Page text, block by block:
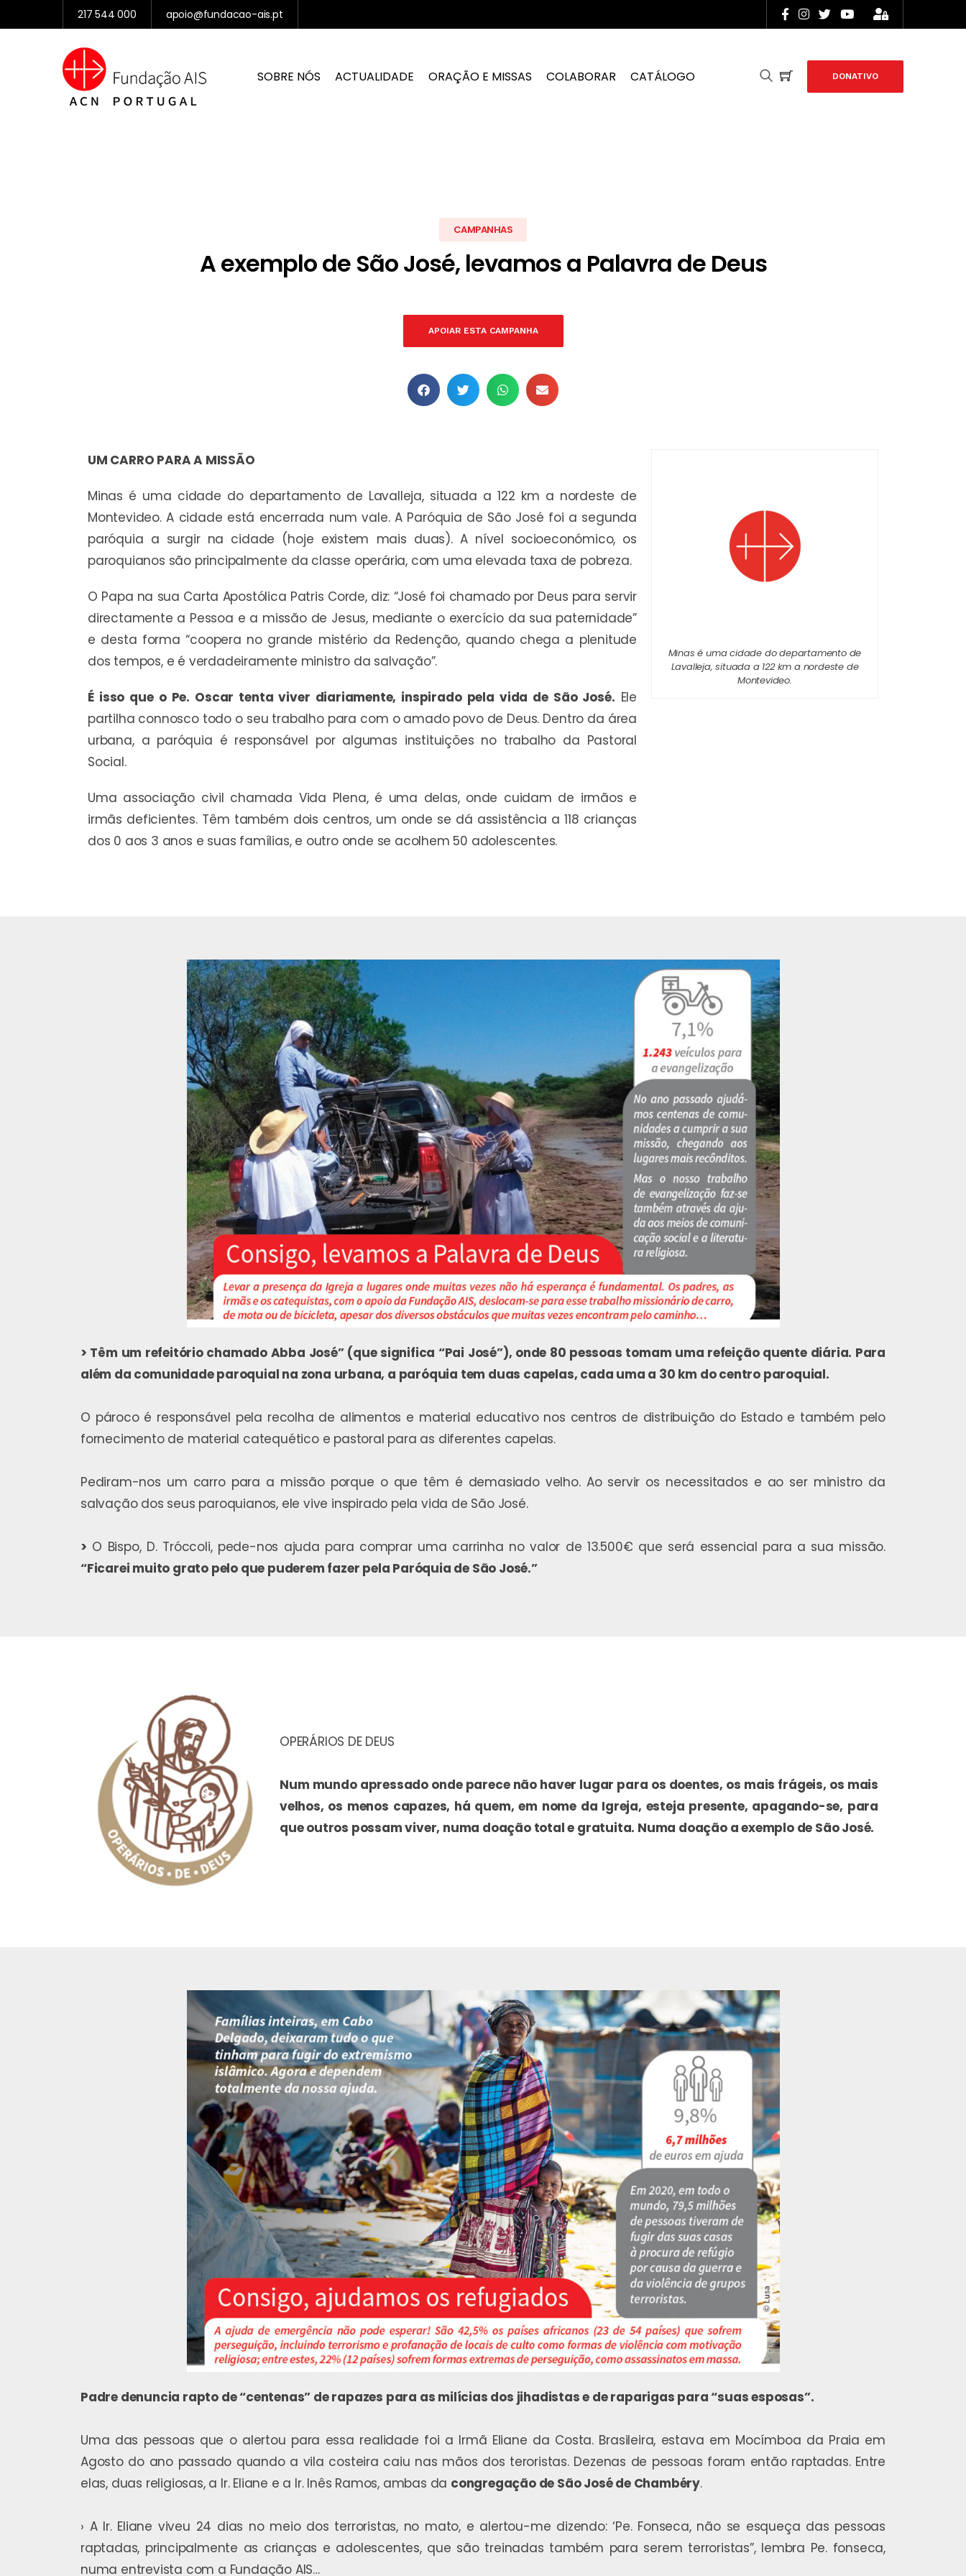
217 544 000 apoio@fundacao-ais.pt
SOBRE NÓS ACTUALIDADE ORAÇÃO E MISSAS COLABORAR CATÁLOGO DONATIVO
CAMPANHAS
A exemplo de São José, levamos a Palavra de Deus
APOIAR ESTA CAMPANHA
UM CARRO PARA A MISSÃO
Minas é uma cidade do departamento de Lavalleja, situada a 122 km a nordeste de
Montevideo. A cidade está encerrada num vale. A Paróquia de São José foi a segunda
paróquia a surgir na cidade (hoje existem mais duas). A nível socioeconómico, os
paroquianos são principalmente da classe operária, com uma elevada taxa de pobreza.
O Papa na sua Carta Apostólica Patris Corde, diz: “José foi chamado por Deus para servir
directamente a Pessoa e a missão de Jesus, mediante o exercício da sua paternidade”
e desta forma “coopera no grande mistério da Redenção, quando chega a plenitude
dos tempos, e é verdadeiramente ministro da salvação”.
É isso que o Pe. Oscar tenta viver diariamente, inspirado pela vida de São José. Ele
partilha connosco todo o seu trabalho para com o amado povo de Deus. Dentro da área
urbana, a paróquia é responsável por algumas instituições no trabalho da Pastoral
Social.
Uma associação civil chamada Vida Plena, é uma delas, onde cuidam de irmãos e
irmãs deficientes. Têm também dois centros, um onde se dá assistência a 118 crianças
dos 0 aos 3 anos e suas famílias, e outro onde se acolhem 50 adolescentes.
Minas é uma cidade do departamento de
Lavalleja, situada a 122 km a nordeste de
Montevideo.
> Têm um refeitório chamado Abba José” (que significa “Pai José”), onde 80 pessoas tomam uma refeição quente diária. Para
além da comunidade paroquial na zona urbana, a paróquia tem duas capelas, cada uma a 30 km do centro paroquial.
O pároco é responsável pela recolha de alimentos e material educativo nos centros de distribuição do Estado e também pelo
fornecimento de material catequético e pastoral para as diferentes capelas.
Pediram-nos um carro para a missão porque o que têm é demasiado velho. Ao servir os necessitados e ao ser ministro da
salvação dos seus paroquianos, ele vive inspirado pela vida de São José.
> O Bispo, D. Tróccoli, pede-nos ajuda para comprar uma carrinha no valor de 13.500€ que será essencial para a sua missão.
“Ficarei muito grato pelo que puderem fazer pela Paróquia de São José.”
OPERÁRIOS DE DEUS
Num mundo apressado onde parece não haver lugar para os doentes, os mais frágeis, os mais
velhos, os menos capazes, há quem, em nome da Igreja, esteja presente, apagando-se, para
que outros possam viver, numa doação total e gratuita. Numa doação a exemplo de São José.
Padre denuncia rapto de “centenas” de rapazes para as milícias dos jihadistas e de raparigas para “suas esposas”.
Uma das pessoas que o alertou para essa realidade foi a Irmã Eliane da Costa. Brasileira, estava em Mocímboa da Praia em
Agosto do ano passado quando a vila costeira caiu nas mãos dos teroristas. Dezenas de pessoas foram então raptadas. Entre
elas, duas religiosas, a Ir. Eliane e a Ir. Inês Ramos, ambas da congregação de São José de Chambéry.
› A Ir. Eliane viveu 24 dias no meio dos terroristas, no mato, e alertou-me dizendo: ‘Pe. Fonseca, não se esqueça das pessoas
raptadas, principalmente as crianças e adolescentes, que são treinadas também para serem terroristas”, lembra Pe. fonseca,
numa entrevista com a Fundação AIS…